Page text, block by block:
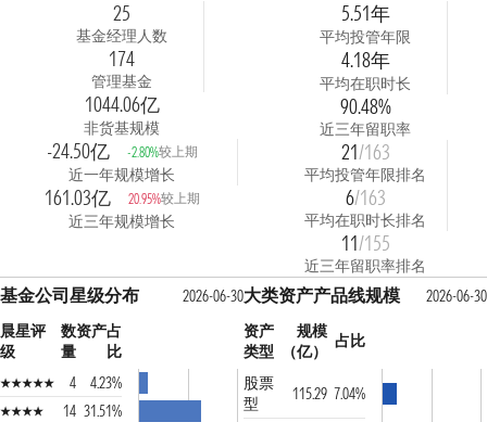
25
基金经理人数
174
管理基金
1044.06亿
非货基规模
-24.50亿 -2.80%较上期
近一年规模增长
161.03亿 20.95%较上期
近三年规模增长
5.51年
平均投管年限
4.18年
平均在职时长
90.48%
近三年留职率
21/163
平均投管年限排名
6/163
平均在职时长排名
11/155
近三年留职率排名
基金公司星级分布
2026-06-30
晨星评
级
数
量
资产占
比
4
4.23%
14 31.51%
大类资产产品线规模
2026-06-30
资产
类型
规模
（亿）
占比
股票
型
115.29 7.04%